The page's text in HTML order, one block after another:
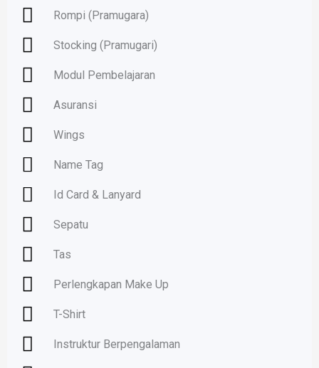
Rompi (Pramugara)
Stocking (Pramugari)
Modul Pembelajaran
Asuransi
Wings
Name Tag
Id Card & Lanyard
Sepatu
Tas
Perlengkapan Make Up
T-Shirt
Instruktur Berpengalaman